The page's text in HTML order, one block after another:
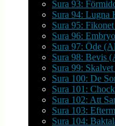
Sura 93:
Sura 94: Lugna
Sura 95:
Sura 96:
Sura 97: Öde
Sura 98: Bevis
Sura 99:
Sura 100: De
Sura 101:
Sura 102: Att
Sura 103:
Sura 104: